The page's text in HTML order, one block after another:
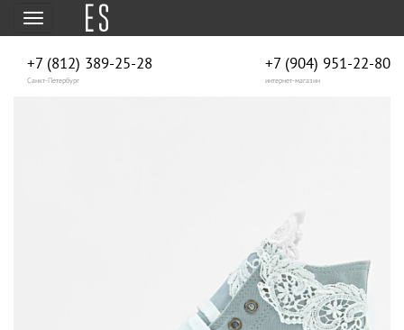
Меню
+7 (812) 389-25-28
Санкт-Петербург
+7 (904) 951‑22‑80
интернет-магазин